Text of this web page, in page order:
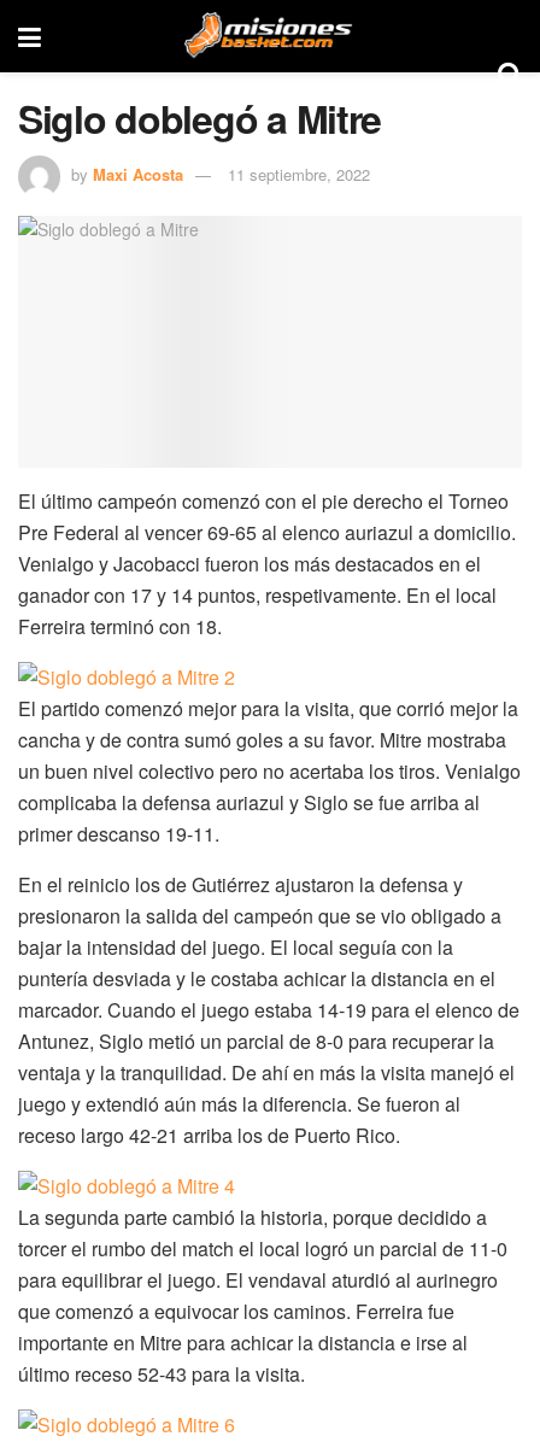
Siglo doblegó a Mitre
by Maxi Acosta 11 septiembre, 2022
El último campeón comenzó con el pie derecho el Torneo
Pre Federal al vencer 69-65 al elenco auriazul a domicilio.
Venialgo y Jacobacci fueron los más destacados en el
ganador con 17 y 14 puntos, respetivamente. En el local
Ferreira terminó con 18.
El partido comenzó mejor para la visita, que corrió mejor la
cancha y de contra sumó goles a su favor. Mitre mostraba
un buen nivel colectivo pero no acertaba los tiros. Venialgo
complicaba la defensa auriazul y Siglo se fue arriba al
primer descanso 19-11.
En el reinicio los de Gutiérrez ajustaron la defensa y
presionaron la salida del campeón que se vio obligado a
bajar la intensidad del juego. El local seguía con la
puntería desviada y le costaba achicar la distancia en el
marcador. Cuando el juego estaba 14-19 para el elenco de
Antunez, Siglo metió un parcial de 8-0 para recuperar la
ventaja y la tranquilidad. De ahí en más la visita manejó el
juego y extendió aún más la diferencia. Se fueron al
receso largo 42-21 arriba los de Puerto Rico.
La segunda parte cambió la historia, porque decidido a
torcer el rumbo del match el local logró un parcial de 11-0
para equilibrar el juego. El vendaval aturdió al aurinegro
que comenzó a equivocar los caminos. Ferreira fue
importante en Mitre para achicar la distancia e irse al
último receso 52-43 para la visita.